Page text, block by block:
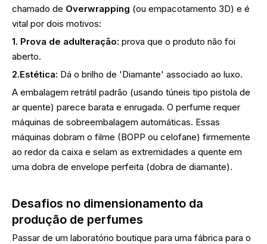
chamado de Overwrapping (ou empacotamento 3D) e é
vital por dois motivos:
1. Prova de adulteração: prova que o produto não foi
aberto.
2.Estética: Dá o brilho de 'Diamante' associado ao luxo.
A embalagem retrátil padrão (usando túneis tipo pistola de
ar quente) parece barata e enrugada. O perfume requer
máquinas de sobreembalagem automáticas. Essas
máquinas dobram o filme (BOPP ou celofane) firmemente
ao redor da caixa e selam as extremidades a quente em
uma dobra de envelope perfeita (dobra de diamante).
Desafios no dimensionamento da
produção de perfumes
Passar de um laboratório boutique para uma fábrica para o